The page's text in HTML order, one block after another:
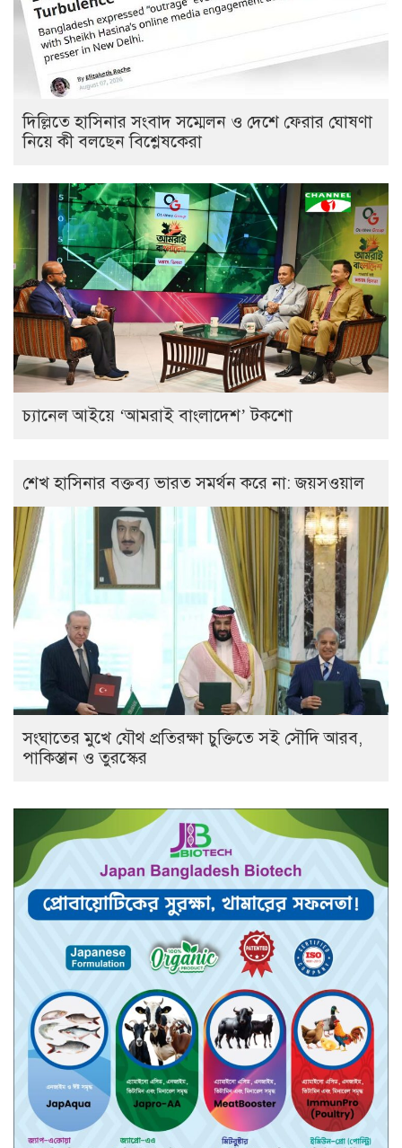
দিল্লিতে হাসিনার সংবাদ সম্মেলন ও দেশে ফেরার ঘোষণা
নিয়ে কী বলছেন বিশ্লেষকেরা
চ্যানেল আইয়ে ‘আমরাই বাংলাদেশ’ টকশো
শেখ হাসিনার বক্তব্য ভারত সমর্থন করে না: জয়সওয়াল
সংঘাতের মুখে যৌথ প্রতিরক্ষা চুক্তিতে সই সৌদি আরব,
পাকিস্তান ও তুরস্কের